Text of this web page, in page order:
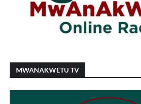
MWANAKWETU TV